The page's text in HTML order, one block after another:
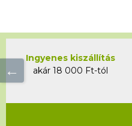
Ingyenes kiszállítás
akár 18 000 Ft-tól